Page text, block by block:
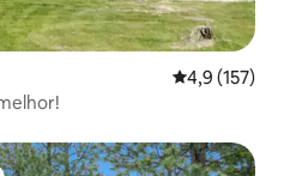
4,9 de uma
4,9 (157)